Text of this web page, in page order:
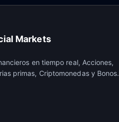
Markets
en tiempo real, Acciones,
primas, Criptomonedas y Bonos.